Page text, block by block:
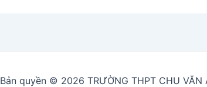
Bản quyền © 2026 TRƯỜNG THPT CHU